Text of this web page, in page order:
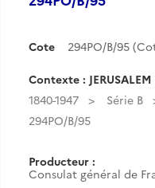
Cote 294PO/B/95
Contexte :
1840-1947
Série B
294PO/B/95
Producteur :
Consulat général de